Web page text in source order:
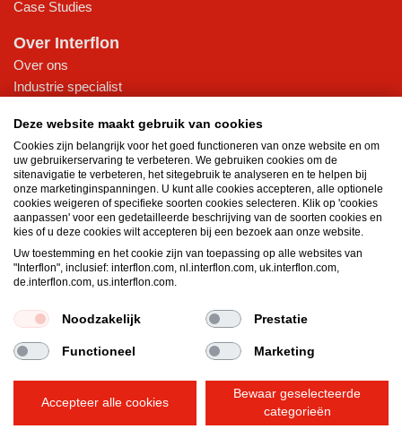
Case Studies
Over Interflon
Over ons
Industrie specialist
Klanten ervaringen
Nieuws
Kennisbank
Downloads
Belang van goede smeermiddelen
Smeerolie voor de industrie
Eigenschappen van smeervet
Kennisbank (intern)
Algemene voorwaarden Privacy statement
Impressum
Cookiebeleid
Deze website maakt gebruik van cookies
Cookies zijn belangrijk voor het goed functioneren van onze website en om
uw gebruikerservaring te verbeteren. We gebruiken cookies om de
sitenavigatie te verbeteren, het sitegebruik te analyseren en te helpen bij
onze marketinginspanningen. U kunt alle cookies accepteren, alle optionele
cookies weigeren of specifieke soorten cookies selecteren. Klik op 'cookies
aanpassen' voor een gedetailleerde beschrijving van de soorten cookies en
kies of u deze cookies wilt accepteren bij een bezoek aan onze website.
Uw toestemming en het cookie zijn van toepassing op alle websites van
"Interflon", inclusief: interflon.com, nl.interflon.com, uk.interflon.com,
de.interflon.com, us.interflon.com.
Noodzakelijk Prestatie
Functioneel Marketing
Accepteer alle cookies
Bewaar geselecteerde
categorieën